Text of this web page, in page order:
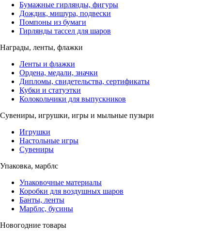
Бумажные гирлянды, фигуры
Дождик, мишура, подвески
Помпоны из бумаги
Гирлянды тассел для шаров
Награды, ленты, флажки
Ленты и флажки
Ордена, медали, значки
Дипломы, свидетельства, сертификаты
Кубки и статуэтки
Колокольчики для выпускников
Сувениры, игрушки, игры и мыльные пузыри
Игрушки
Настольные игры
Сувениры
Упаковка, марблс
Упаковочные материалы
Коробки для воздушных шаров
Банты, ленты
Марблс, бусины
Новогодние товары